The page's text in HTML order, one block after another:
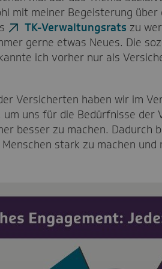
mit meiner Begeisterung
TK-Verwaltungsrats zu
gerne etwas Neues. Die
ich vorher nur als
Versicherten haben wir im
uns für die Bedürfnisse
besser zu machen. Dadurch
stark zu machen